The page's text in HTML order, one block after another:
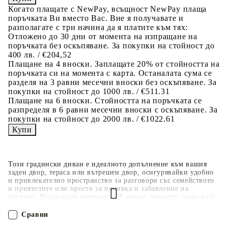
Този градински диван е идеалното допълнение към вашия
заден двор, тераса или вътрешен двор, осигурявайки удобно
и привлекателно пространство за разговори със семейството
и приятелите или просто за почивка и забавление на
открито. Издръжлив материал: PE ратан, известен също като
поддръжка, който прилича на естествен ратан. Той е лек,
лесен за почистване и често се използва за външни мебели
Когато плащате с NewPay, всъщност NewPay плаща
поръчката Ви вместо Вас. Вие я получавате и
разполагате с три начина да я платите към тях:
Отложено до 30 дни от момента на изпращане на
поръчката без оскъпяване. За покупки на стойност до
400 лв. / €204,52
Плащане на 4 вноски. Заплащате 20% от стойността на
поръчката си на момента с карта. Останалата сума се
разделя на 3 равни месечни вноски без оскъпяване. За
покупки на стойност до 1000 лв. / €511.31
Плащане на 6 вноски. Стойността на поръчката се
разпределя в 6 равни месечни вноски с оскъпяване. За
покупки на стойност до 2000 лв. / €1022.61
Сравни